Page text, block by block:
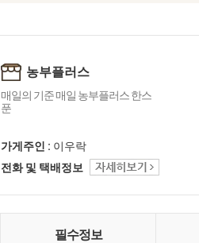
농부플러스
매일의 기준 매일 농부플러스 한스
푼
가게주인 : 이우락
전화 및 택배정보
필수정보